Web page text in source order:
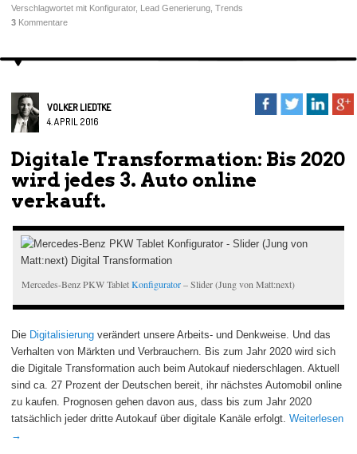
Verschlagwortet mit Konfigurator, Lead Generierung Trends
3 Kommentare
VOLKER LIEDTKE
4. APRIL 2016
Digitale Transformation: Bis 2020
wird jedes 3. Auto online
verkauft.
Mercedes-Benz PKW TabletKonfigurator– Slider (Jung von Matt:next)
Die Digitalisierung verändert unsere Arbeits- und Denkweise. Und das
Verhalten von Märkten und Verbrauchern. Bis zum Jahr 2020 wird sich
die Digitale Transformation auch beim Autokauf niederschlagen. Aktuell
sind ca. 27 Prozent der Deutschen bereit, ihr nächstes Automobil online
zu kaufen. Prognosen gehen davon aus, dass bis zum Jahr 2020
tatsächlich jeder dritte Autokauf über digitale Kanäle erfolgt. Weiterlesen
→